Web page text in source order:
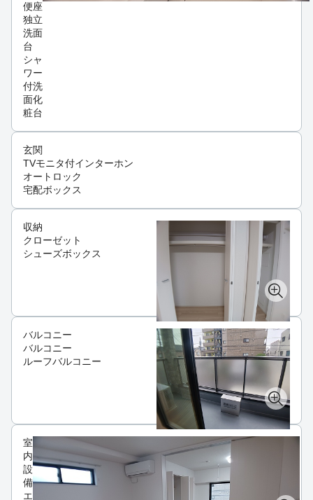
便座
独立
洗面
台
シャ
ワー
付洗
面化
粧台
玄関
TVモニタ付インターホン
オートロック
宅配ボックス
収納
クローゼット
シューズボックス
バルコニー
バルコニー
ルーフバルコニー
室
内
設
備
エ